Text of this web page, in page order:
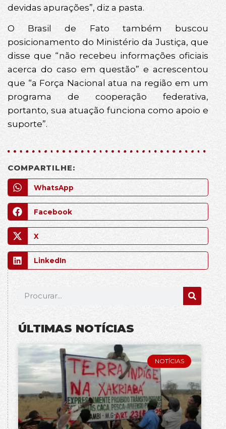
devidas apurações”, diz a pasta.
O Brasil de Fato também buscou
posicionamento do Ministério da Justiça, que
disse que “não recebeu informações oficiais
acerca do caso em questão” e acrescentou
que “a Força Nacional atua na região em um
programa de cooperação federativa,
portanto, sua atuação funciona como apoio e
suporte”.
COMPARTILHE:
WhatsApp
Facebook
X
LinkedIn
ÚLTIMAS NOTÍCIAS
NOTÍCIAS